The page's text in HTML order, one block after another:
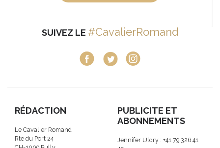
SUIVEZ LE #CavalierRomand
RÉDACTION
Le Cavalier Romand
Rte du Port 24
PUBLICITE ET
ABONNEMENTS
Jennifer Uldry : +41 79 326 41